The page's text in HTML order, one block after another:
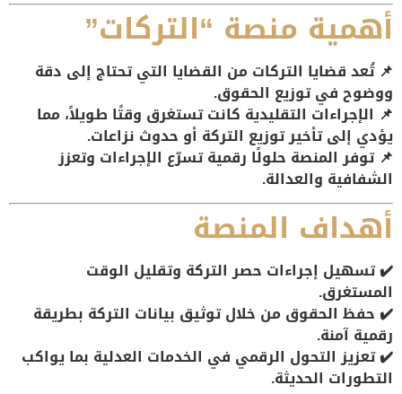
أهمية منصة “التركات”
📌 تُعد قضايا التركات من القضايا التي تحتاج إلى دقة
ووضوح في توزيع الحقوق.
📌 الإجراءات التقليدية كانت تستغرق وقتًا طويلاً، مما
يؤدي إلىتأخير توزيع التركة أو حدوث نزاعات.
📌 توفر المنصة حلولًا رقميةتسرّع الإجراءات وتعزز
الشفافية والعدالة.
أهداف المنصة
✔️تسهيل إجراءات حصر التركة وتقليل الوقت
المستغرق.
✔️حفظ الحقوق من خلال توثيق بيانات التركة بطريقة
رقمية آمنة.
✔️تعزيز التحول الرقمي في الخدمات العدلية بما يواكب
التطورات الحديثة.